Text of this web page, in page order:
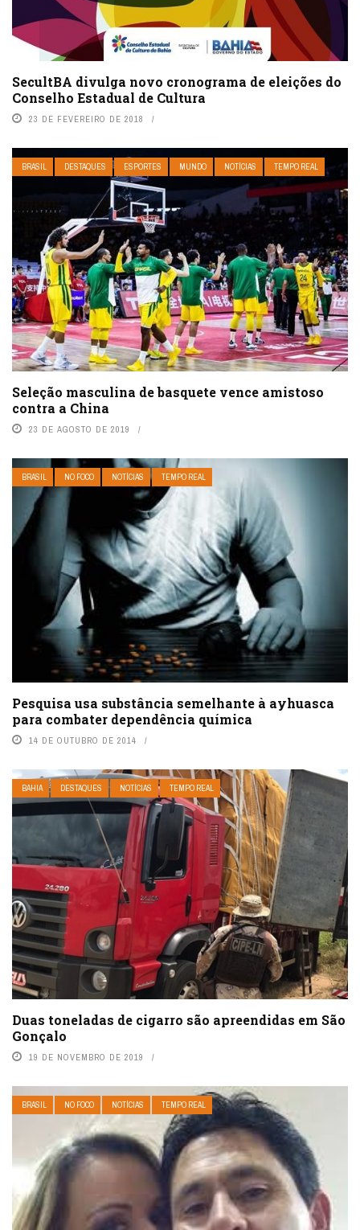
SecultBA divulga novo cronograma de eleições do
Conselho Estadual de Cultura
23 DE FEVEREIRO DE 2018
BRASIL DESTAQUES ESPORTES MUNDO NOTÍCIAS TEMPO REAL
Seleção masculina de basquete vence amistoso
contra a China
23 DE AGOSTO DE 2019
BRASIL NO FOCO NOTÍCIAS TEMPO REAL
Pesquisa usa substância semelhante à ayhuasca
para combater dependência química
14 DE OUTUBRO DE 2014
BAHIA DESTAQUES NOTÍCIAS TEMPO REAL
Duas toneladas de cigarro são apreendidas em São
Gonçalo
19 DE NOVEMBRO DE 2019
BRASIL NO FOCO NOTÍCIAS TEMPO REAL